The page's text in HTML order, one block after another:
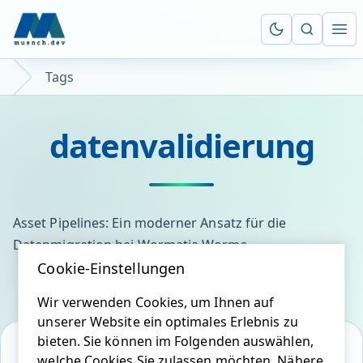
Suche
Tags
datenvalidierung
Asset Pipelines: Ein moderner Ansatz für die
Datenmigration bei Wormatia Worms
Cookie-Einstellungen
Wir verwenden Cookies, um Ihnen auf
unserer Website ein optimales Erlebnis zu
bieten. Sie können im Folgenden auswählen,